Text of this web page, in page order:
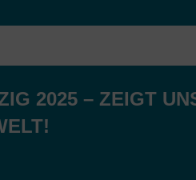
2025 – ZEIGT